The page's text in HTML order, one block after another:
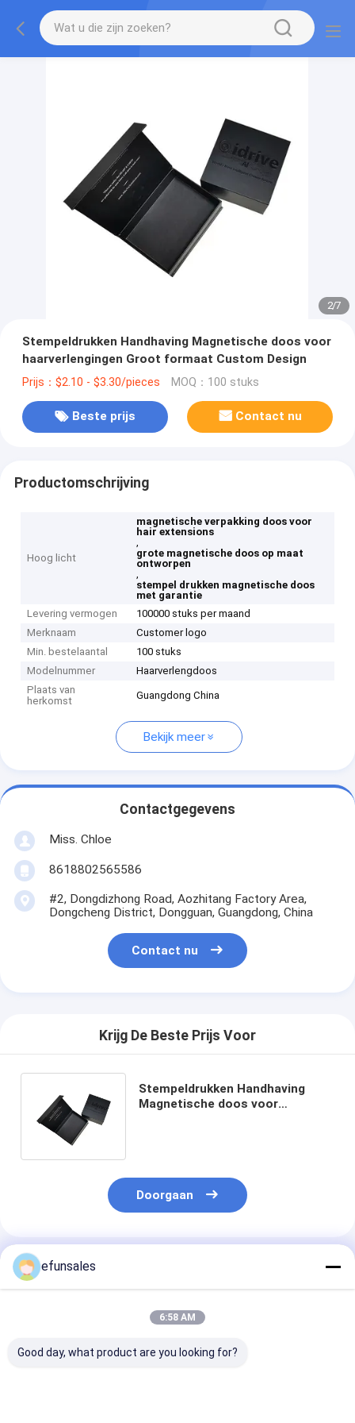
2/7
Stempeldrukken Handhaving Magnetische doos voor
haarverlengingen Groot formaat Custom Design
Prijs：$2.10 - $3.30/pieces MOQ：100 stuks
Beste prijs Contact nu
Productomschrijving
Hoog licht
magnetische verpakking doos voor
hair extensions
,
grote magnetische doos op maat
ontworpen
,
stempel drukken magnetische doos
met garantie
Levering vermogen
100000 stuks per maand
Merknaam
Customer logo
Min. bestelaantal
100 stuks
Modelnummer
Haarverlengdoos
Plaats van
herkomst
Guangdong China
Bekijk meer
Contactgegevens
Miss. Chloe
8618802565586
#2, Dongdizhong Road, Aozhitang Factory Area,
Dongcheng District, Dongguan, Guangdong, China
Contact nu
Krijg De Beste Prijs Voor
Stempeldrukken Handhaving
Magnetische doos voor
Doorgaan
Geadviseerde Producten
efunsales
6:58 AM
Good day, what product are you looking for?